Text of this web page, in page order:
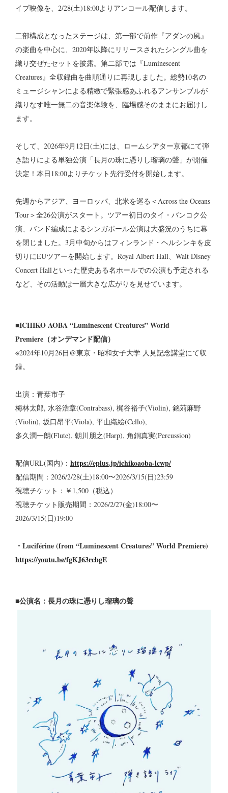
イブ映像を、2/28(土)18:00よりアンコール配信します。
二部構成となったステージは、第一部で前作『アダンの風』
の楽曲を中心に、2020年以降にリリースされたシングル曲を
織り交ぜたセットを披露。第二部では『Luminescent
Creatures』全収録曲を曲順通りに再現しました。総勢10名の
ミュージシャンによる精緻で緊張感あふれるアンサンブルが
織りなす唯一無二の音楽体験を、臨場感そのままにお届けし
ます。
そして、2026年9月12日(土)には、ロームシアター京都にて弾
き語りによる単独公演「長月の珠に憑りし瑠璃の聲」が開催
決定！本日18:00よりチケット先行受付を開始します。
先週からアジア、ヨーロッパ、北米を巡る＜Across the Oceans
Tour＞全26公演がスタート。ツアー初日のタイ・バンコク公
演、バンド編成によるシンガポール公演は大盛況のうちに幕
を閉じました。3月中旬からはフィンランド・ヘルシンキを皮
切りにEUツアーを開始します。Royal Albert Hall、Walt Disney
Concert Hallといった歴史ある名ホールでの公演も予定される
など、その活動は一層大きな広がりを見せています。
■ICHIKO AOBA “Luminescent Creatures” World
Premiere（オンデマンド配信）
※2024年10月26日＠東京・昭和女子大学 人見記念講堂にて収
録。
出演：青葉市子
梅林太郎, 水谷浩章(Contrabass), 梶谷裕子(Violin), 銘苅麻野
(Violin), 坂口昂平(Viola), 平山織絵(Cello),
多久潤一朗(Flute), 朝川朋之(Harp), 角銅真実(Percussion)
配信URL(国内)： https://eplus.jp/ichikoaoba-lcwp/
配信期間：2026/2/28(土)18:00〜2026/3/15(日)23:59
視聴チケット：￥1,500（税込）
視聴チケット販売期間：2026/2/27(金)18:00〜
2026/3/15(日)19:00
・Luciférine (from “Luminescent Creatures” World Premiere)
https://youtu.be/fgKJ63rcbgE
■公演名：長月の珠に憑りし瑠璃の聲